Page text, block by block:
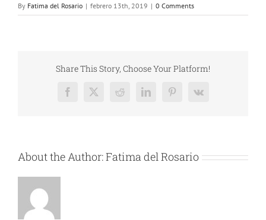
By Fatima del Rosario | febrero 13th, 2019 | 0 Comments
Share This Story, Choose Your Platform!
Facebook
X RedditLinkedInPinterest
Vk
About the Author:Fatima del Rosario